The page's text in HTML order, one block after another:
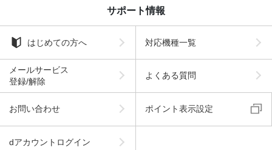
サポート情報
はじめての方へ 対応機種一覧
メールサービス
登録/解除
よくある質問
お問い合わせ ポイント表示設定
dアカウントログイン